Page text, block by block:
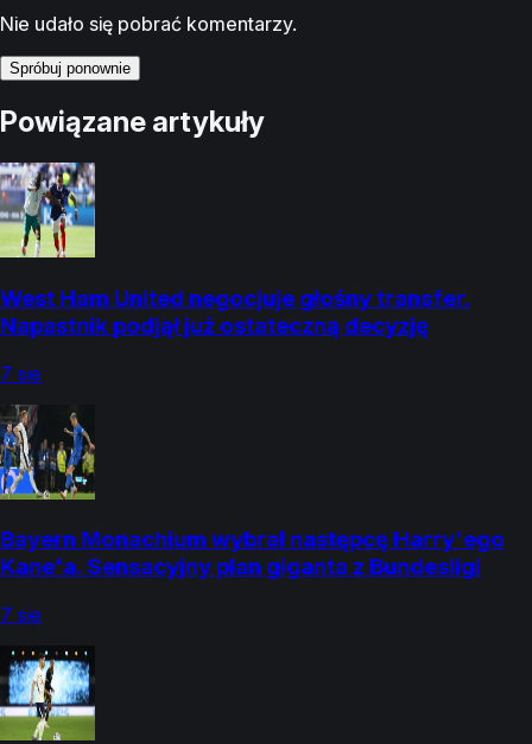
Nie udało się pobrać komentarzy.
Spróbuj ponownie
Powiązane artykuły
West Ham United negocjuje głośny transfer.
Napastnik podjął już ostateczną decyzję
7 sie
Bayern Monachium wybrał następcę Harry'ego
Kane'a. Sensacyjny plan giganta z Bundesligi
7 sie